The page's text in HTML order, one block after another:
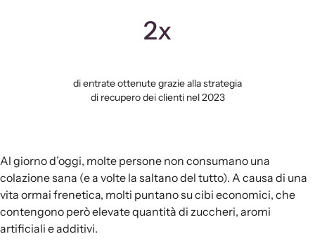
2x
di entrate ottenute grazie alla strategia
di recupero dei clienti nel 2023
Al giorno d’oggi, molte persone non consumano una
colazione sana (e a volte la saltano del tutto). A causa di una
vita ormai frenetica, molti puntano su cibi economici, che
contengono però elevate quantità di zuccheri, aromi
artificiali e additivi.